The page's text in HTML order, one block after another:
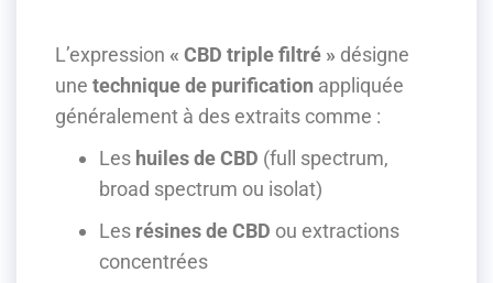
L’expression « CBD triple filtré » désigne
une technique de purification appliquée
généralement à des extraits comme :
Les huiles de CBD (full spectrum,
broad spectrum ou isolat)
Les résines de CBD ou extractions
concentrées